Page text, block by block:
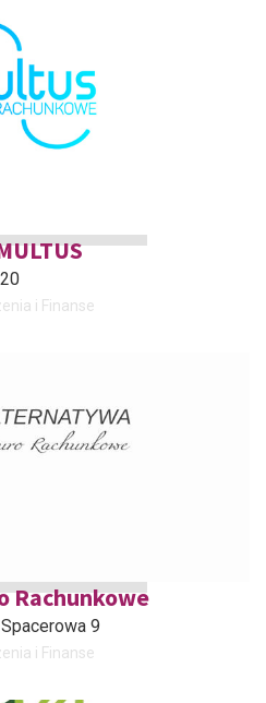
i Finanse
Rachunkowe
9
i Finanse